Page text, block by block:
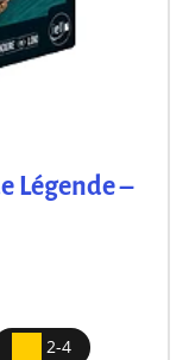
Légende –
2-4